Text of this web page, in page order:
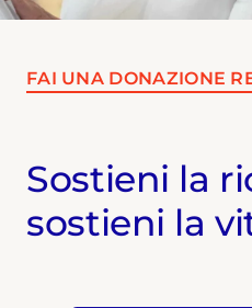
FAI UNA DONAZIONE
Sostieni la
sostieni la